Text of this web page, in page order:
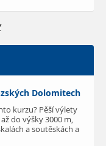
Dolomitech
kurzu? Pěší výlety
do výšky 3000 m,
a soutěskách a